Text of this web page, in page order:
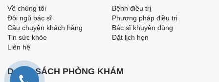
DANH SÁCH PHÒNG KHÁM
Về chúng tôi
Đội ngũ bác sĩ
Câu chuyện khách hàng
Tin sức khỏe
Liên hệ
Bệnh điều trị
Phương pháp điều trị
Bác sĩ khuyên dùng
Đặt lịch hẹn